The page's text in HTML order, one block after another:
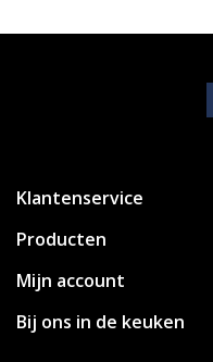
Klantenservice
Producten
Mijn account
Bij ons in de keuken